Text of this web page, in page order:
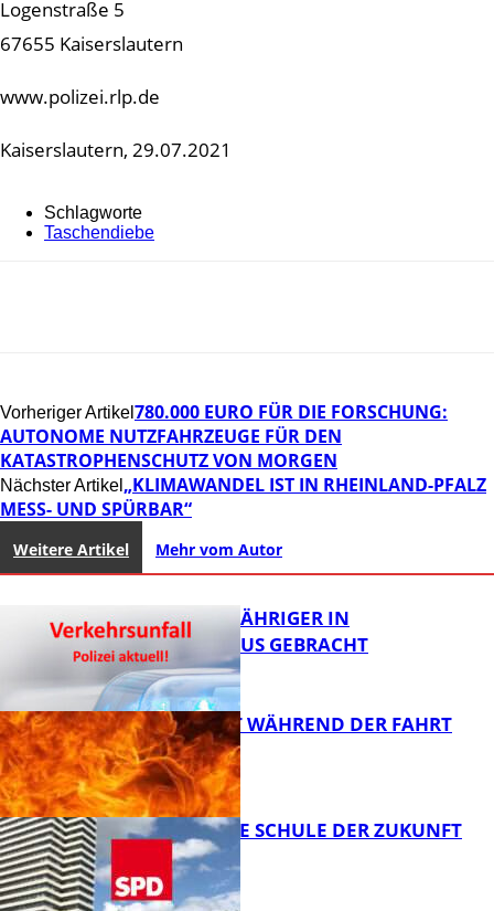
Logenstraße 5
67655 Kaiserslautern
www.polizei.rlp.de
Kaiserslautern, 29.07.2021
Schlagworte
Taschendiebe
Vorheriger Artikel 780.000 EURO FÜR DIE FORSCHUNG:
AUTONOME NUTZFAHRZEUGE FÜR DEN
KATASTROPHENSCHUTZ VON MORGEN
Nächster Artikel „KLIMAWANDEL IST IN RHEINLAND-PFALZ
MESS- UND SPÜRBAR“
Weitere Artikel Mehr vom Autor
FB News
UNFALL: 58-JÄHRIGER IN
KRANKENHAUS GEBRACHT
FB News
AUTO FÄNGT WÄHREND DER FAHRT
FEUER
WIE SIEHT DIE SCHULE DER ZUKUNFT
AUS?